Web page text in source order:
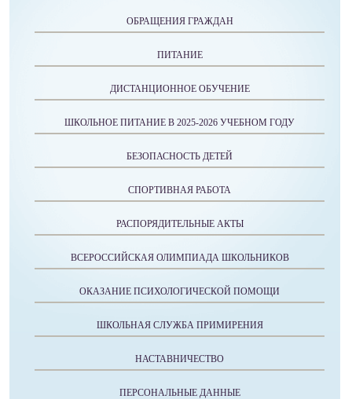
ОБРАЩЕНИЯ ГРАЖДАН
ПИТАНИЕ
ДИСТАНЦИОННОЕ ОБУЧЕНИЕ
ШКОЛЬНОЕ ПИТАНИЕ В 2025-2026 УЧЕБНОМ ГОДУ
БЕЗОПАСНОСТЬ ДЕТЕЙ
СПОРТИВНАЯ РАБОТА
РАСПОРЯДИТЕЛЬНЫЕ АКТЫ
ВСЕРОССИЙСКАЯ ОЛИМПИАДА ШКОЛЬНИКОВ
ОКАЗАНИЕ ПСИХОЛОГИЧЕСКОЙ ПОМОЩИ
ШКОЛЬНАЯ СЛУЖБА ПРИМИРЕНИЯ
НАСТАВНИЧЕСТВО
ПЕРСОНАЛЬНЫЕ ДАННЫЕ